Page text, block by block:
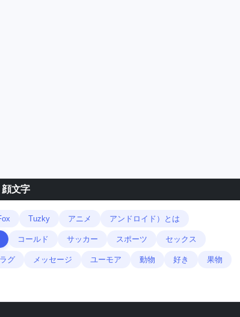
文字
Tuzky アニメ アンドロイド）とは
コールド サッカー スポーツ セックス
グ メッセージ ユーモア 動物 好き 果物